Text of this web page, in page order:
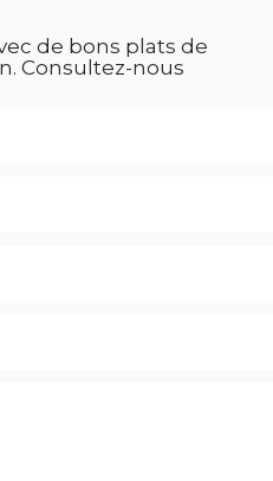
de bons plats de
Consultez-nous